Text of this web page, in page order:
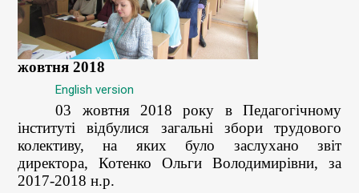
жовтня 2018
English version
03 жовтня 2018 року в Педагогічному
інституті відбулися загальні збори трудового
колективу, на яких було заслухано звіт
директора, Котенко Ольги Володимирівни, за
2017-2018 н.р.